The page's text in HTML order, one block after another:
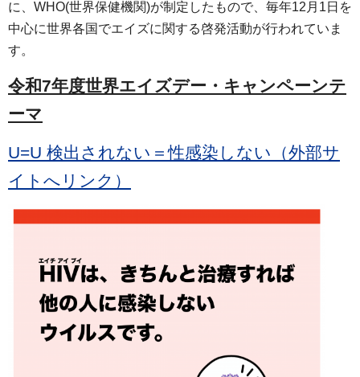
に、WHO(世界保健機関)が制定したもので、毎年12月1日を
中心に世界各国でエイズに関する啓発活動が行われていま
す。
令和7年度世界エイズデー・キャンペーンテ
ーマ
U=U 検出されない＝性感染しない（外部サ
イトへリンク）